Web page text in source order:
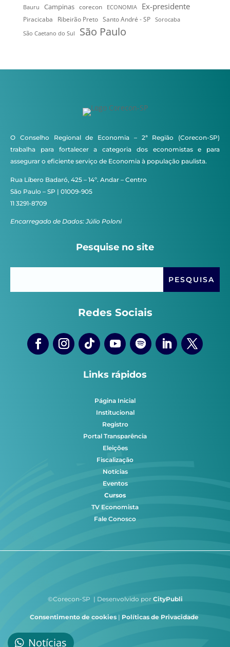
Bauru Campinas corecon ECONOMIA Ex-presidente
Piracicaba Ribeirão Preto Santo André - SP
Sorocaba
São Caetano do Sul
São Paulo
O Conselho Regional de Economia – 2ª Região (Corecon-SP)
trabalha para fortalecer a categoria dos economistas e para
assegurar o eficiente serviço de Economia à população paulista.
Rua Líbero Badaró, 425 – 14º. Andar – Centro
São Paulo – SP | 01009-905
11 3291-8709
Encarregado de Dados: Júlio Poloni
Pesquise no site
Redes Sociais
Links rápidos
Página Inicial
Institucional
Registro
Portal Transparência
Eleições
Fiscalização
Notícias
Eventos
Cursos
TV Economista
Fale Conosco
©Corecon-SP | Desenvolvido por CityPubli
Consentimento de cookies | Políticas de Privacidade
Notícias